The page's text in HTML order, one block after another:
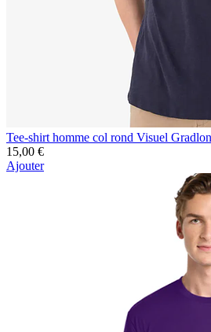
Tee-shirt homme col rond Visuel Gradlon
15,00 €
Ajouter